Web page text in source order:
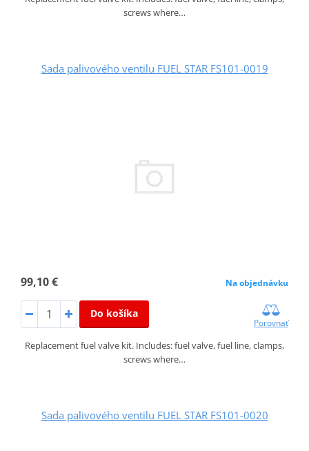
screws where…
Sada palivového ventilu FUEL STAR FS101-0019
99,10 € Na objednávku
Do košíka
Porovnať
Replacement fuel valve kit. Includes: fuel valve, fuel line, clamps,
screws where…
Sada palivového ventilu FUEL STAR FS101-0020